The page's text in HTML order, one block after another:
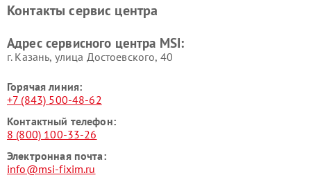
Контакты сервис центра
Адрес сервисного центра MSI:
г. Казань, улица Достоевского, 40
Горячая линия:
+7 (843) 500-48-62
Контактный телефон:
8 (800) 100-33-26
Электронная почта:
info@msi-fixim.ru